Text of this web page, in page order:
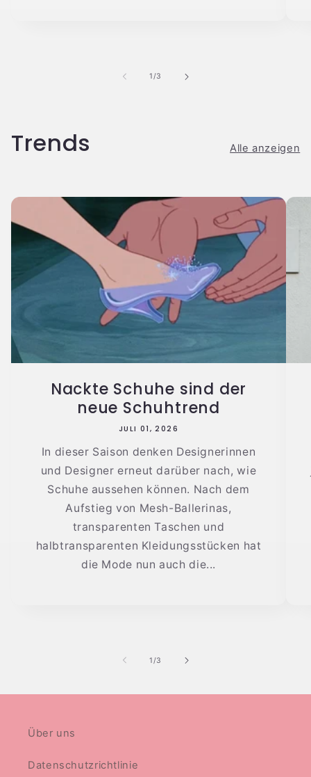
1/von
3
Trends Alle anzeigen
Nackte Schuhe sind der
neue Schuhtrend
JULI 01, 2026
In dieser Saison denken Designerinnen
und Designer erneut darüber nach, wie
Schuhe aussehen können. Nach dem
Aufstieg von Mesh-Ballerinas,
transparenten Taschen und
halbtransparenten Kleidungsstücken hat
die Mode nun auch die...
1/von
3
Über uns
Datenschutzrichtlinie